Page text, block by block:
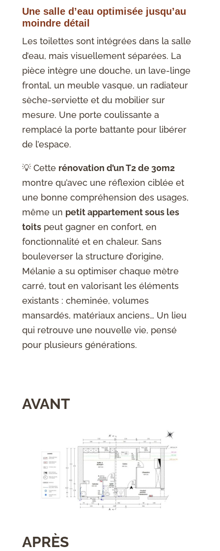
Une salle d’eau optimisée jusqu’au
moindre détail
Les toilettes sont intégrées dans la salle
d’eau, mais visuellement séparées. La
pièce intègre une douche, un lave-linge
frontal, un meuble vasque, un radiateur
sèche-serviette et du mobilier sur
mesure. Une porte coulissante a
remplacé la porte battante pour libérer
de l’espace.
💡 Cette rénovation d’un T2 de 30m2
montre qu’avec une réflexion ciblée et
une bonne compréhension des usages,
même un petit appartement sous les
toitspeut gagner en confort, en
fonctionnalité et en chaleur. Sans
bouleverser la structure d’origine,
Mélanie a su optimiser chaque mètre
carré, tout en valorisant les éléments
existants : cheminée, volumes
mansardés, matériaux anciens… Un lieu
qui retrouve une nouvelle vie, pensé
pour plusieurs générations.
AVANT
APRÈS